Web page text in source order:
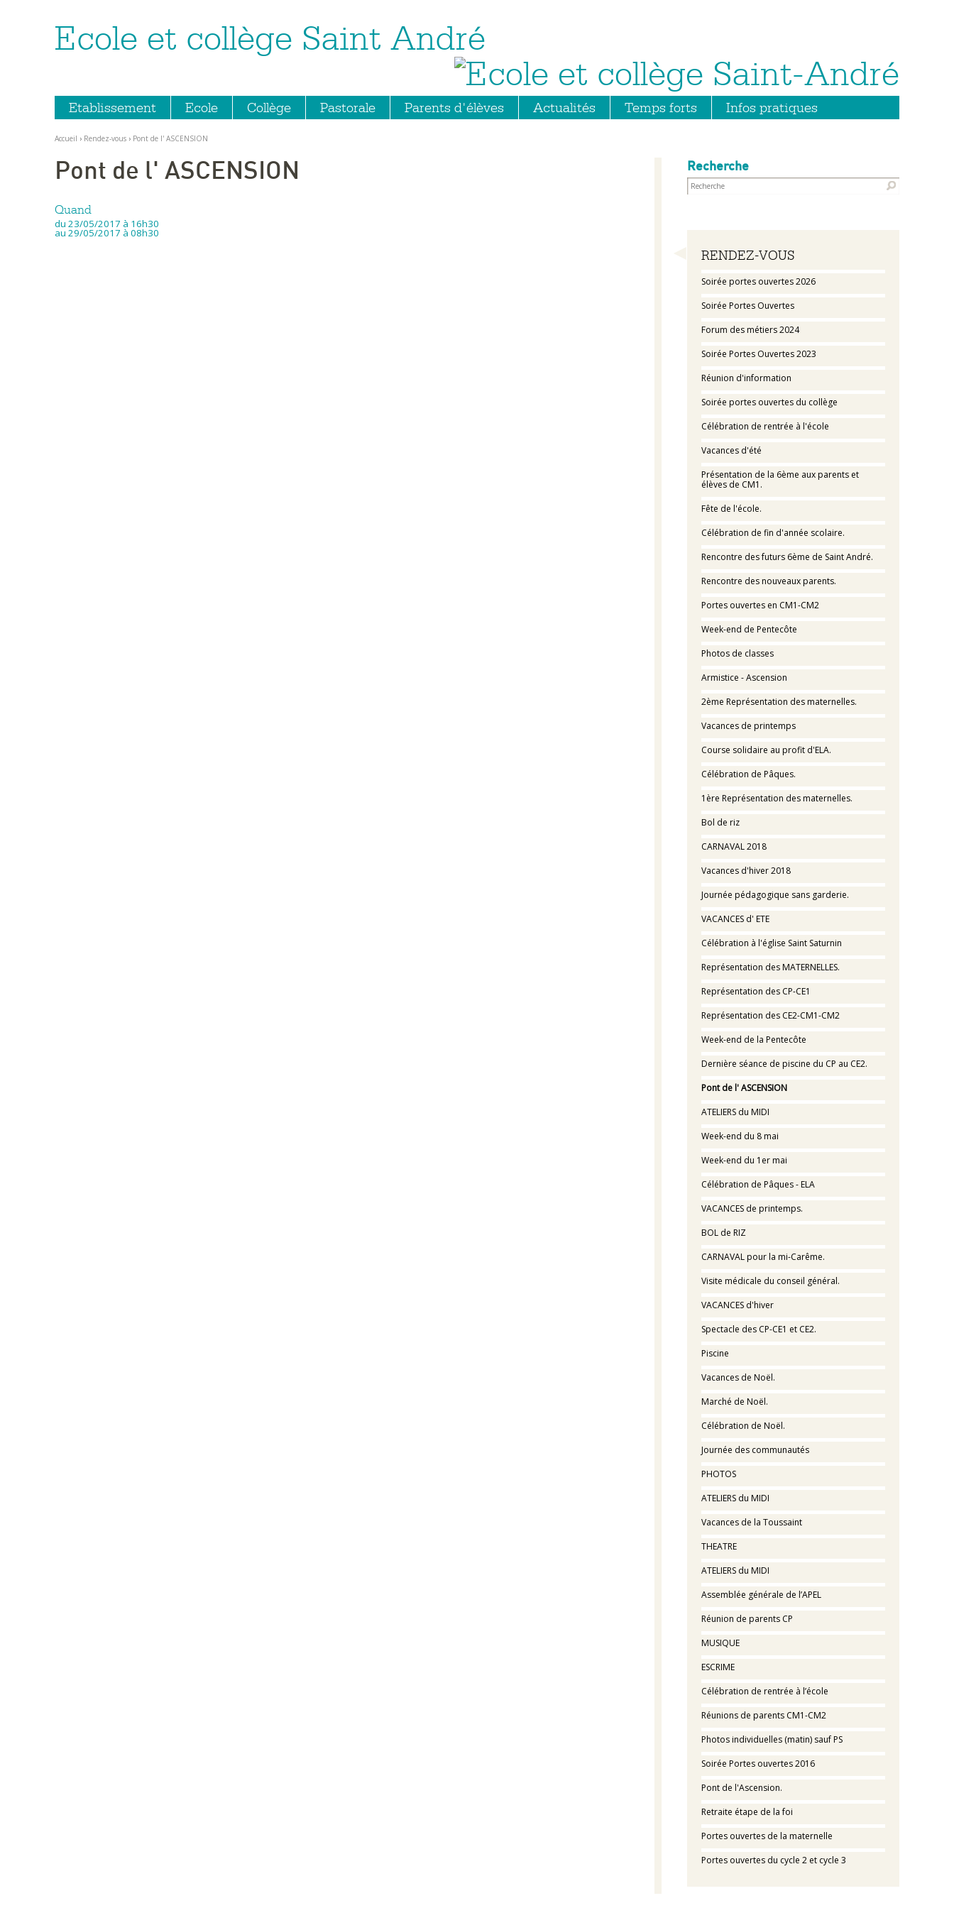
Aller
au
contenu.
navigation
Outils
personnels
Ecole et collège Saint André
Etablissement Ecole Collège Pastorale Parents d'élèves Actualités Temps forts Infos pratiques
Accueil › Rendez-vous › Pont de l' ASCENSION
Recherche
Navigation
RENDEZ-VOUS
Soirée portes ouvertes 2026
Soirée Portes Ouvertes
Forum des métiers 2024
Soirée Portes Ouvertes 2023
Réunion d'information
Soirée portes ouvertes du collège
Célébration de rentrée à l'école
Vacances d'été
Présentation de la 6ème aux parents et
élèves de CM1.
Fête de l'école.
Célébration de fin d'année scolaire.
Rencontre des futurs 6ème de Saint André.
Rencontre des nouveaux parents.
Portes ouvertes en CM1-CM2
Week-end de Pentecôte
Photos de classes
Armistice - Ascension
2ème Représentation des maternelles.
Vacances de printemps
Course solidaire au profit d'ELA.
Célébration de Pâques.
1ère Représentation des maternelles.
Bol de riz
CARNAVAL 2018
Vacances d'hiver 2018
Journée pédagogique sans garderie.
VACANCES d' ETE
Célébration à l'église Saint Saturnin
Représentation des MATERNELLES.
Représentation des CP-CE1
Représentation des CE2-CM1-CM2
Week-end de la Pentecôte
Dernière séance de piscine du CP au CE2.
Pont de l' ASCENSION
ATELIERS du MIDI
Week-end du 8 mai
Week-end du 1er mai
Célébration de Pâques - ELA
VACANCES de printemps.
BOL de RIZ
CARNAVAL pour la mi-Carême.
Visite médicale du conseil général.
VACANCES d'hiver
Spectacle des CP-CE1 et CE2.
Piscine
Vacances de Noël.
Marché de Noël.
Célébration de Noël.
Journée des communautés
PHOTOS
ATELIERS du MIDI
Vacances de la Toussaint
THEATRE
ATELIERS du MIDI
Assemblée générale de l’APEL
Réunion de parents CP
MUSIQUE
ESCRIME
Célébration de rentrée à l’école
Réunions de parents CM1-CM2
Photos individuelles (matin) sauf PS
Soirée Portes ouvertes 2016
Pont de l'Ascension.
Retraite étape de la foi
Portes ouvertes de la maternelle
Portes ouvertes du cycle 2 et cycle 3
Pont de l' ASCENSION
Quand
du 23/05/2017 à 16h30
au 29/05/2017 à 08h30